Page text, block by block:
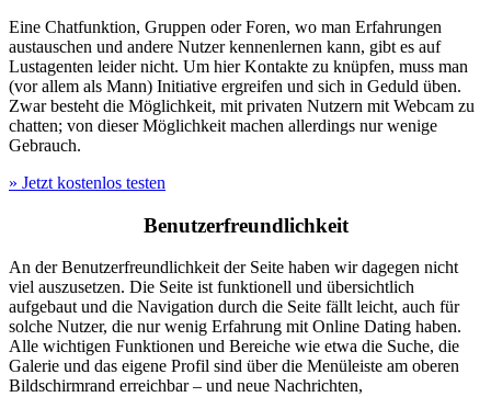
Eine Chatfunktion, Gruppen oder Foren, wo man Erfahrungen
austauschen und andere Nutzer kennenlernen kann, gibt es auf
Lustagenten leider nicht. Um hier Kontakte zu knüpfen, muss man
(vor allem als Mann) Initiative ergreifen und sich in Geduld üben.
Zwar besteht die Möglichkeit, mit privaten Nutzern mit Webcam zu
chatten; von dieser Möglichkeit machen allerdings nur wenige
Gebrauch.
» Jetzt kostenlos testen
Benutzerfreundlichkeit
An der Benutzerfreundlichkeit der Seite haben wir dagegen nicht
viel auszusetzen. Die Seite ist funktionell und übersichtlich
aufgebaut und die Navigation durch die Seite fällt leicht, auch für
solche Nutzer, die nur wenig Erfahrung mit Online Dating haben.
Alle wichtigen Funktionen und Bereiche wie etwa die Suche, die
Galerie und das eigene Profil sind über die Menüleiste am oberen
Bildschirmrand erreichbar – und neue Nachrichten,